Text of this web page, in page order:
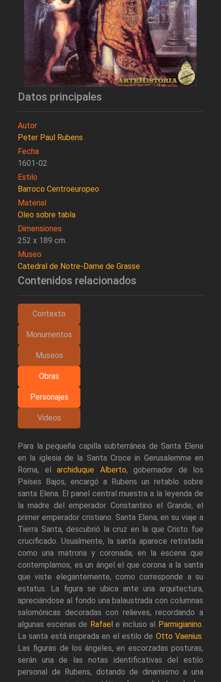
Datos principales
Autor
Peter Paul Rubens
Fecha
1601-02
Estilo
Barroco Centroeuropeo
Material
Oleo sobre tabla
Dimensiones
252 x 189 cm.
Museo
Catedral de Notre-Dame de Grasse
Contenidos relacionados
Contexto
Monumentos
Museos
Obras
Personajes
Videos
Para la pequeña capilla subterránea de Santa Elena
en la iglesia de la Santa Croce in Gerusalemme en
Roma, el archiduque Alberto, gobernador de los
Países Bajos, encargó a Rubens un retablo sobre
santa Elena. El panel central muestra a la leyenda de
la madre del emperador Constantino el Grande, el
primer emperador cristiano. Santa Elena, en su viaje a
Tierra Santa, descubrió la cruz en la que Cristo fue
crucificado. Usualmente, la santa aparece retratada
como una matrona y coronada; en la escena que
contemplamos, es un ángel el que corona a la santa
que viste elegantemente, como corresponde a su
estatus. La figura se ubica ante una arquitectura,
apreciándose al fondo una balaustrada con columnas
salomónicas decoradas con relieves, recordando a
algunas escenas de Rafaele incluso al Parmigianino.
La santa está inspirada en el estilo de Otto Vaenius.
Las figuras de los ángeles, en escorzadas posturas,
serán una de las notas identificativas del estilo
personal de Rubens, dotando de dinamismo a una